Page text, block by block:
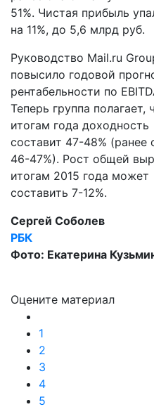
51%. Чистая прибыль
на 11%, до 5,6 млрд руб.
Руководство Mail.ru
повысило годовой
рентабельности по
Теперь группа полагает,
итогам года доходность
составит 47-48% (ранее
46-47%). Рост общей
итогам 2015 года может
составить 7-12%.
Сергей Соболев
РБК
Фото: Екатерина
Оцените материал
1
2
3
4
5